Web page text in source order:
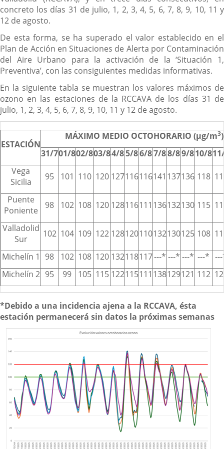
concreto los días 31 de julio, 1, 2, 3, 4, 5, 6, 7, 8, 9, 10, 11 y
12 de agosto.
De esta forma, se ha superado el valor establecido en el
Plan de Acción en Situaciones de Alerta por Contaminación
del Aire Urbano para la activación de la ‘Situación 1,
Preventiva’, con las consiguientes medidas informativas.
En la siguiente tabla se muestran los valores máximos de
ozono en las estaciones de la RCCAVA de los días 31 de
julio, 1, 2, 3, 4, 5, 6, 7, 8, 9, 10, 11 y 12 de agosto.
ESTACIÓN
MÁXIMO MEDIO OCTOHORARIO (µg/m3)
31/701/802/803/84/85/86/87/88/89/810/8
Vega
Sicilia
95 101 110 120 127116116141 137136 118
Puente
Poniente
98 102 108 120 128116111 136132130 115
Valladolid
Sur
102 104 109 122 128120110132130125 108
Michelín 1 98 102 108 120 132118117---* ---* ---* ---*
Michelín 2 95 99 105 115 122115111 138129121 112
*Debido a una incidencia ajena a la RCCAVA, ésta
estación permanecerá sin datos la próximas semanas